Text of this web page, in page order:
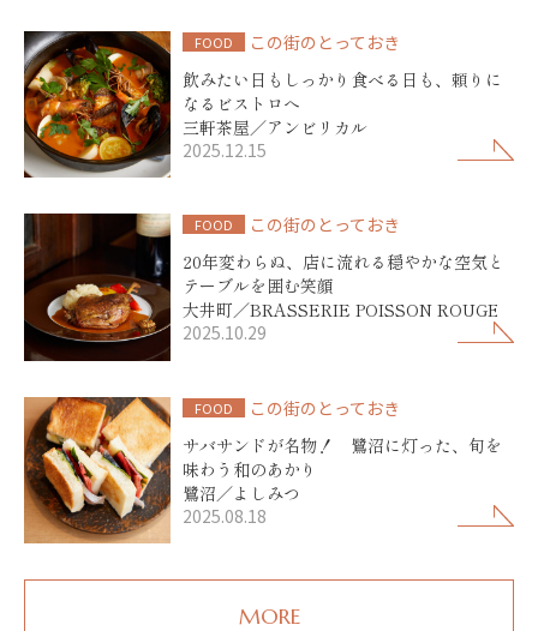
FOOD
この街のとっておき
飲みたい日もしっかり食べる日も、頼りに
なるビストロへ
三軒茶屋／アンビリカル
2025.12.15
FOOD
この街のとっておき
20年変わらぬ、店に流れる穏やかな空気と
テーブルを囲む笑顔
大井町／BRASSERIE POISSON ROUGE
2025.10.29
FOOD
この街のとっておき
サバサンドが名物！ 鷺沼に灯った、旬を
味わう和のあかり
鷺沼／よしみつ
2025.08.18
MORE